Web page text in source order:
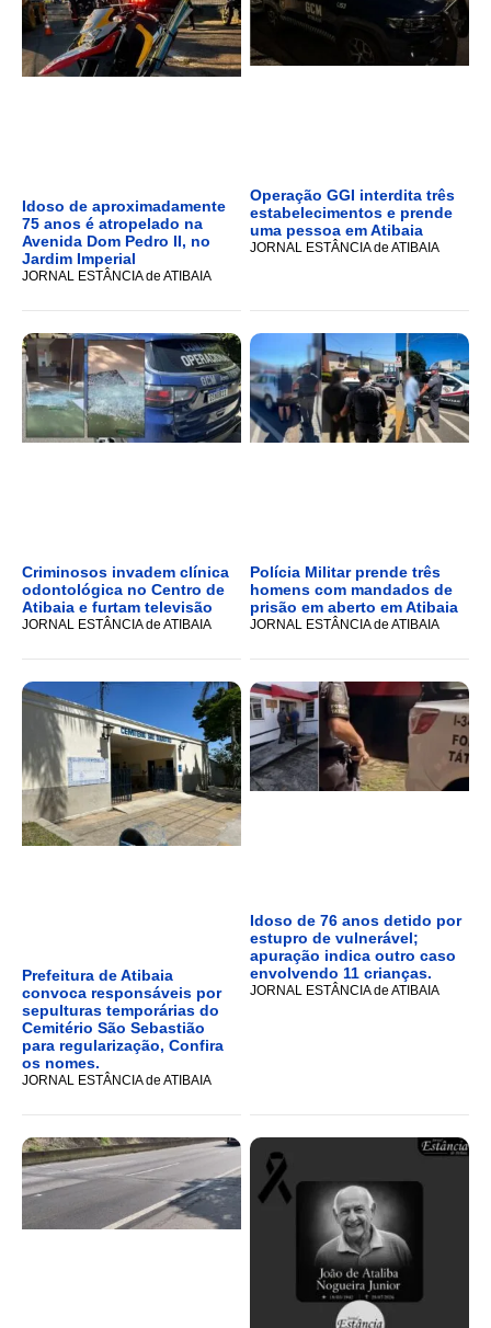
Idoso de aproximadamente
75 anos é atropelado na
Avenida Dom Pedro II, no
Jardim Imperial
JORNAL ESTÂNCIA de ATIBAIA
Operação GGI interdita três
estabelecimentos e prende
uma pessoa em Atibaia
JORNAL ESTÂNCIA de ATIBAIA
Criminosos invadem clínica
odontológica no Centro de
Atibaia e furtam televisão
JORNAL ESTÂNCIA de ATIBAIA
Polícia Militar prende três
homens com mandados de
prisão em aberto em Atibaia
JORNAL ESTÂNCIA de ATIBAIA
Prefeitura de Atibaia
convoca responsáveis por
sepulturas temporárias do
Cemitério São Sebastião
para regularização, Confira
os nomes.
JORNAL ESTÂNCIA de ATIBAIA
Idoso de 76 anos detido por
estupro de vulnerável;
apuração indica outro caso
envolvendo 11 crianças.
JORNAL ESTÂNCIA de ATIBAIA